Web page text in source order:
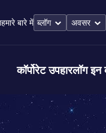
हमारे बारे में ब्लॉग अवसर
कॉर्पोरेट उपहारलॉग इन